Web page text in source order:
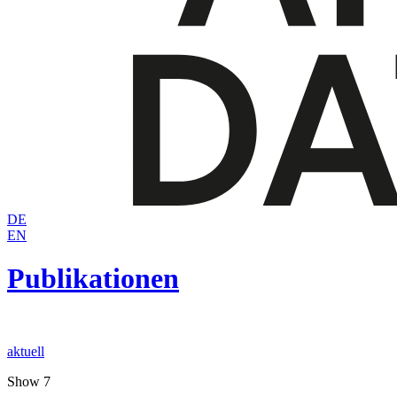
DE
EN
Publikationen
aktuell
Show 7